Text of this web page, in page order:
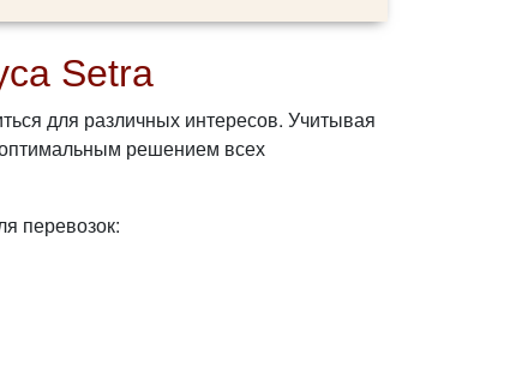
Setra
для различных интересов. Учитывая
решением всех
перевозок: